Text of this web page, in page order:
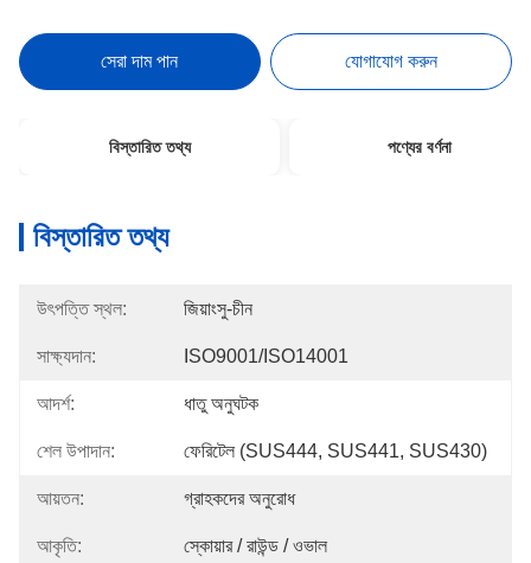
সেরা দাম পান যোগাযোগ করুন
বিস্তারিত তথ্য পণ্যের বর্ণনা
বিস্তারিত তথ্য
উৎপত্তি স্থল: জিয়াংসু-চীন
সাক্ষ্যদান: ISO9001/ISO14001
আদর্শ: ধাতু অনুঘটক
শেল উপাদান: ফেরিটেল (SUS444, SUS441, SUS430)
আয়তন: গ্রাহকদের অনুরোধ
আকৃতি: স্কোয়ার / রাউন্ড / ওভাল